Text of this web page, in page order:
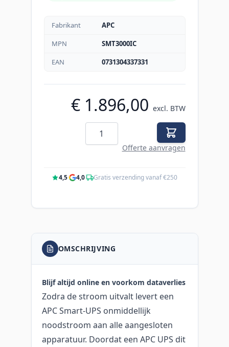
Fabrikant
APC
MPN
SMT3000IC
EAN
0731304337331
€ 1.896,00 excl. BTW
Aantal
Offerte aanvragen
4,5· 4,0· Gratis verzending vanaf €250
OMSCHRIJVING
Blijf altijd online en voorkom dataverlies
Zodra de stroom uitvalt levert een
APC Smart-UPS onmiddellijk
noodstroom aan alle aangesloten
apparatuur. Doordat een APC UPS dit